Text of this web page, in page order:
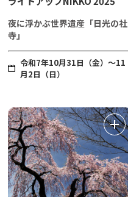
夜に浮かぶ世界遺産「日光の社
寺」
令和7年10月31日（金）～11
月2日（日）